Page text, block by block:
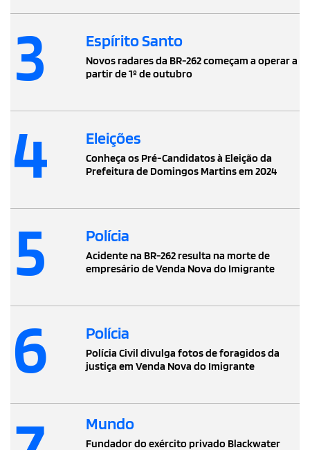
3 Espírito Santo
Novos radares da BR-262 começam a operar a
partir de 1º de outubro
4 Eleições
Conheça os Pré-Candidatos à Eleição da
Prefeitura de Domingos Martins em 2024
5 Polícia
Acidente na BR-262 resulta na morte de
empresário de Venda Nova do Imigrante
6 Polícia
Polícia Civil divulga fotos de foragidos da
justiça em Venda Nova do Imigrante
Mundo
Fundador do exército privado Blackwater